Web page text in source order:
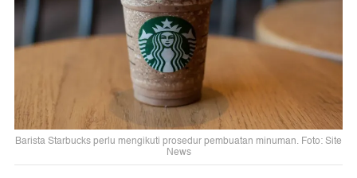
Barista Starbucks perlu mengikuti prosedur pembuatan minuman. Foto: Site
News